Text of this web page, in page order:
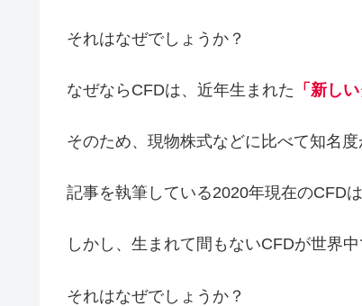
それはなぜでしょうか？
なぜならCFDは、近年生まれた 「新し
そのため、現物株式などに比べて知名度
記事を執筆している2020年現在のCFD
しかし、生まれて間もないCFDが世界
それはなぜでしょうか？